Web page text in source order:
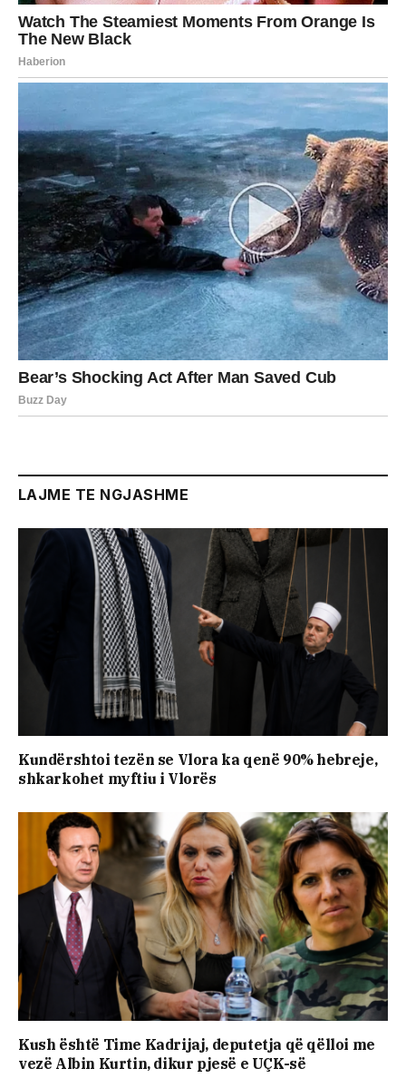
LAJME TE NGJASHME
Kundërshtoi tezën se Vlora ka qenë 90% hebreje,
shkarkohet myftiu i Vlorës
Kush është Time Kadrijaj, deputetja që qëlloi me
vezë Albin Kurtin, dikur pjesë e UÇK-së